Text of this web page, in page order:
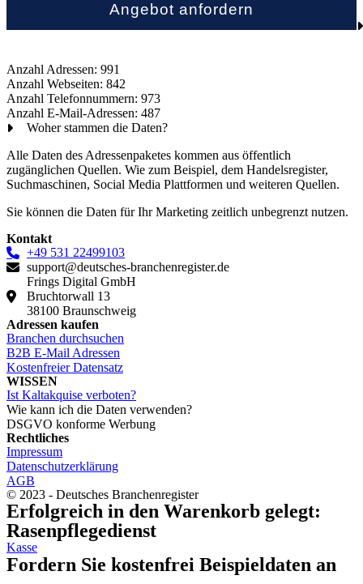
Anzahl Adressen: 991
Anzahl Webseiten: 842
Anzahl Telefonnummern: 973
Anzahl E-Mail-Adressen: 487
Woher stammen die Daten?
Alle Daten des Adressenpaketes kommen aus öffentlich
zugänglichen Quellen. Wie zum Beispiel, dem Handelsregister,
Suchmaschinen, Social Media Plattformen und weiteren Quellen.
Sie können die Daten für Ihr Marketing zeitlich unbegrenzt nutzen.
Kontakt
+49 531 22499103
support@deutsches-branchenregister.de
Frings Digital GmbH
Bruchtorwall 13
38100 Braunschweig
Adressen kaufen
Branchen durchsuchen
B2B E-Mail Adressen
Kostenfreier Datensatz
WISSEN
Ist Kaltakquise verboten?
Wie kann ich die Daten verwenden?
DSGVO konforme Werbung
Rechtliches
Impressum
Datenschutzerklärung
AGB
© 2023 - Deutsches Branchenregister
Erfolgreich in den Warenkorb gelegt:
Rasenpflegedienst
Kasse
Fordern Sie kostenfrei Beispieldaten an